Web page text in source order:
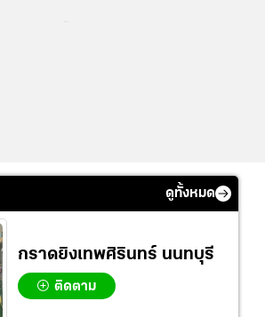
ดูทั้งหมด
กราดยิงเทพศิรินทร์ นนทบุรี
ติดตาม